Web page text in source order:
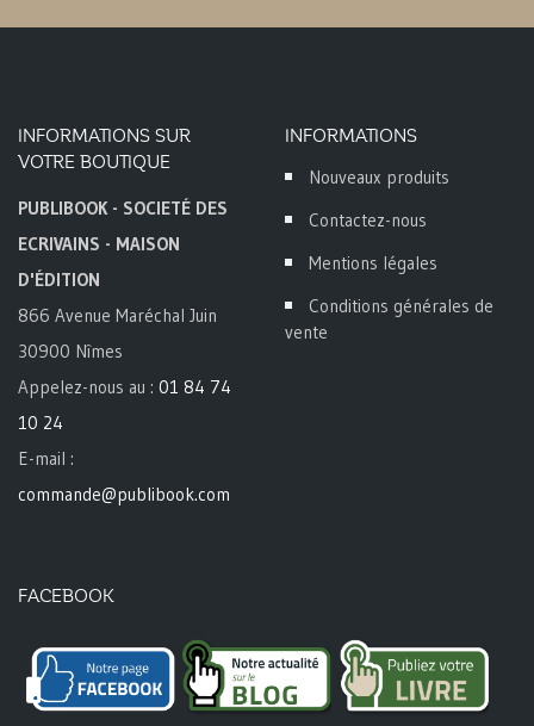
INFORMATIONS SUR
VOTRE BOUTIQUE
PUBLIBOOK - SOCIETÉ DES
ECRIVAINS - MAISON
D'ÉDITION
866 Avenue Maréchal Juin
30900 Nîmes
Appelez-nous au : 01 84 74
10 24
E-mail :
commande@publibook.com
INFORMATIONS
Nouveaux produits
Contactez-nous
Mentions légales
Conditions générales de
vente
FACEBOOK